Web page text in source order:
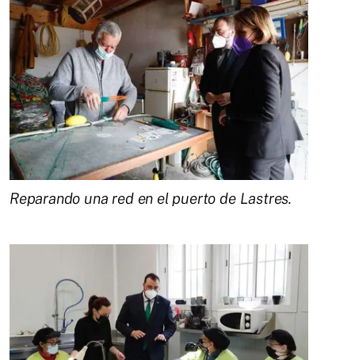
Reparando una red en el puerto de Lastres.